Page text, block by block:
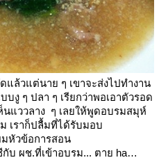
แล้วแต่นาย ๆ เขาจะส่งไปทำงาน
บงู ๆ ปลา ๆ เรียกว่าพอเอาตัวรอด
แววลาง ๆ เลยให้พูดอบรมสมุห์
เราก็ปลื้มที่ได้รับมอบ
มหัวข้อการสอน
บ ผช.ที่เข้าอบรม... ตาย ha